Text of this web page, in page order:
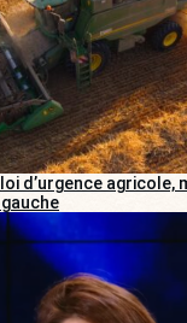
d’urgence agricole,